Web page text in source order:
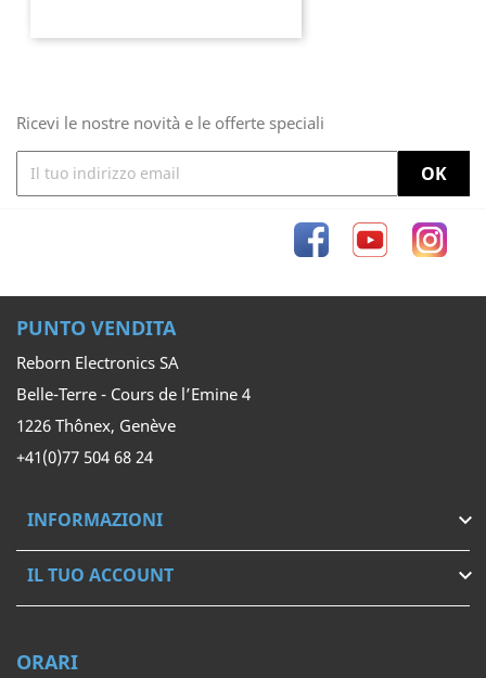
Ricevi le nostre novità e le offerte speciali
FacebookYouTube
PUNTO VENDITA
Reborn Electronics SA
Belle-Terre - Cours de l’Emine 4
1226 Thônex, Genève
+41(0)77 504 68 24
INFORMAZIONI 
IL TUO ACCOUNT 
ORARI